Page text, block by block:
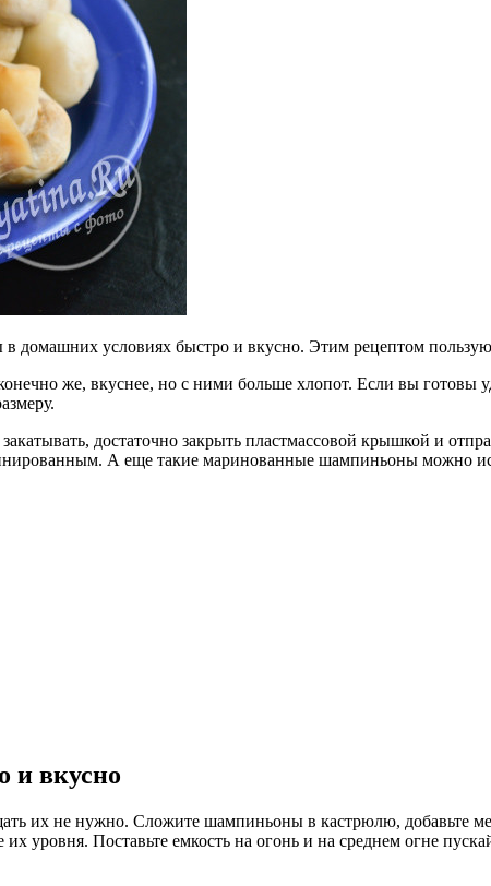
домашних условиях быстро и вкусно. Этим рецептом
же, вкуснее, но с ними больше хлопот. Если вы готовы
достаточно закрыть пластмассовой крышкой и
А еще такие маринованные шампиньоны можно
и вкусно
их не нужно. Сложите шампиньоны в кастрюлю, добавьте
уровня. Поставьте емкость на огонь и на среднем огне